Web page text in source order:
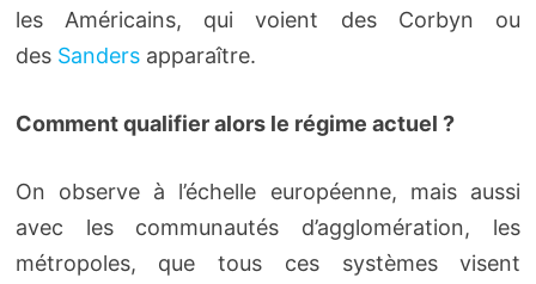
les Américains, qui voient des Corbyn ou
des Sandersapparaître.
Comment qualifier alors le régime actuel ?
On observe à l’échelle européenne, mais aussi
avec les communautés d’agglomération, les
métropoles, que tous ces systèmes visent